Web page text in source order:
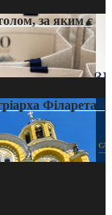
за яким є
Філарета з